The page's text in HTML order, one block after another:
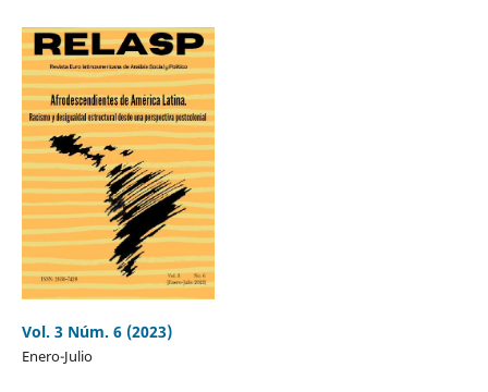
Vol. 3 Núm. 6 (2023)
Enero-Julio